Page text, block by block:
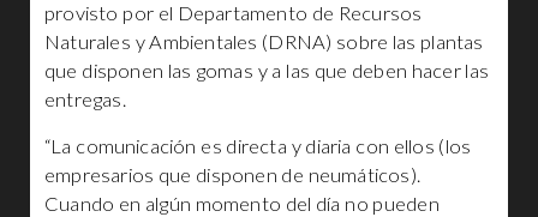
provisto por el Departamento de Recursos
Naturales y Ambientales (DRNA) sobre las plantas
que disponen las gomas y a las que deben hacer las
entregas.
“La comunicación es directa y diaria con ellos (los
empresarios que disponen de neumáticos).
Cuando en algún momento del día no pueden